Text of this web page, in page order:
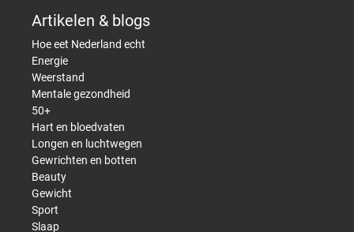
Artikelen & blogs
Hoe eet Nederland echt
Energie
Weerstand
Mentale gezondheid
50+
Hart en bloedvaten
Longen en luchtwegen
Gewrichten en botten
Beauty
Gewicht
Sport
Slaap